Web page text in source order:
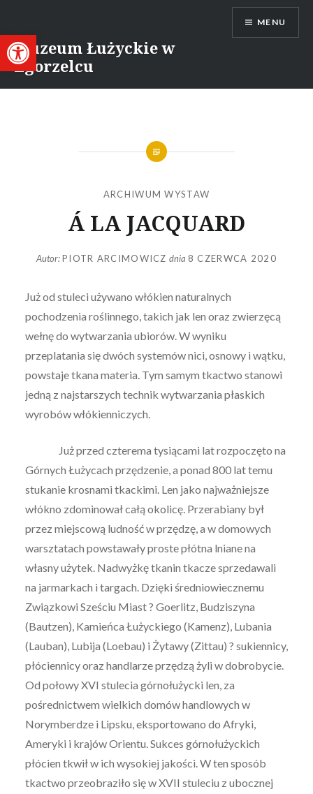
Otwórz pasek narzędzi
treściMuzeum Łużyckie w
Zgorzelcu
MENU
ARCHIWUM WYSTAW
Á LA JACQUARD
Autor:PIOTR ARCIMOWICZ dnia 8 CZERWCA 2020
Już od stuleci używano włókien naturalnych
pochodzenia roślinnego, takich jak len oraz zwierzęcą
wełnę do wytwarzania ubiorów. W wyniku
przeplatania się dwóch systemów nici, osnowy i wątku,
powstaje tkana materia. Tym samym tkactwo stanowi
jedną z najstarszych technik wytwarzania płaskich
wyrobów włókienniczych.
Już przed czterema tysiącami lat rozpoczęto na
Górnych Łużycach przędzenie, a ponad 800 lat temu
stukanie krosnami tkackimi. Len jako najważniejsze
włókno zdominował całą okolicę. Przerabiany był
przez miejscową ludność w przędzę, a w domowych
warsztatach powstawały proste płótna lniane na
własny użytek. Nadwyżkę tkanin tkacze sprzedawali
na jarmarkach i targach. Dzięki średniowiecznemu
Związkowi Sześciu Miast ? Goerlitz, Budziszyna
(Bautzen), Kamieńca Łużyckiego (Kamenz), Lubania
(Lauban), Lubija (Loebau) i Żytawy (Zittau) ? sukiennicy,
płóciennicy oraz handlarze przędzą żyli w dobrobycie.
Od połowy XVI stulecia górnołużycki len, za
pośrednictwem wielkich domów handlowych w
Norymberdze i Lipsku, eksportowano do Afryki,
Ameryki i krajów Orientu. Sukces górnołużyckich
płócien tkwił w ich wysokiej jakości. W ten sposób
tkactwo przeobraziło się w XVII stuleciu z ubocznej